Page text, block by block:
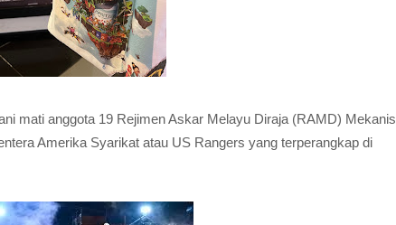
mati anggota 19 Rejimen Askar Melayu Diraja (RAMD) Mekanis
Amerika Syarikat atau US Rangers yang terperangkap di